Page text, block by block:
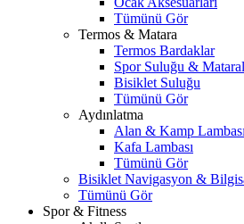
Tümünü Gör
Termos & Matara
Termos Bardaklar
Spor Suluğu &
Bisiklet Suluğu
Tümünü Gör
Aydınlatma
Alan & Kamp Lambası
Kafa Lambası
Tümünü Gör
Bisiklet Navigasyon &
Tümünü Gör
Spor & Fitness